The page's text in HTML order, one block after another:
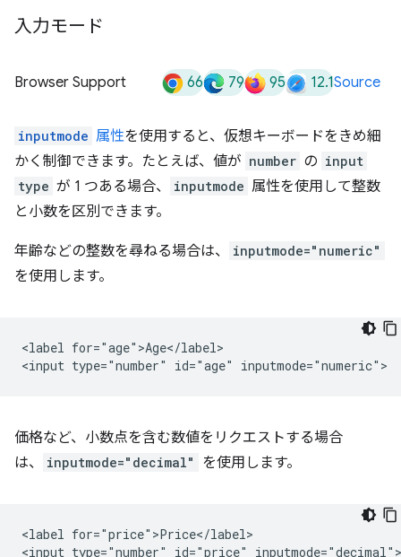
入力モード
Browser Support 66 79 95 12.1Source
inputmode 属性を使用すると、仮想キーボードをきめ細
かく制御できます。たとえば、値が number の input
type が 1 つある場合、 inputmode 属性を使用して整数
と小数を区別できます。
年齢などの整数を尋ねる場合は、 inputmode="numeric"
を使用します。
<label for="age">Age</label>
価格など、小数点を含む数値をリクエストする場合
は、
inputmode="decimal" を使用します。
<label for="price">Price</label>